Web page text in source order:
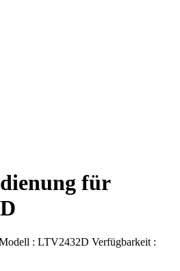
für
: LTV2432D Verfügbarkeit :